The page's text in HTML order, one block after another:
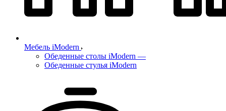
Мебель iModern
Обеденные столы iModern —
Обеденные стулья iModern